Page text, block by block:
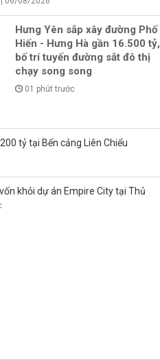
Hưng Yên sắp xây đường Phố
Hiến - Hưng Hà gần 16.500 tỷ,
bố trí tuyến đường sắt đô thị
chạy song song
01 phút trước
tỷ tại Bến cảng Liên Chiểu
khỏi dự án Empire City tại Thủ